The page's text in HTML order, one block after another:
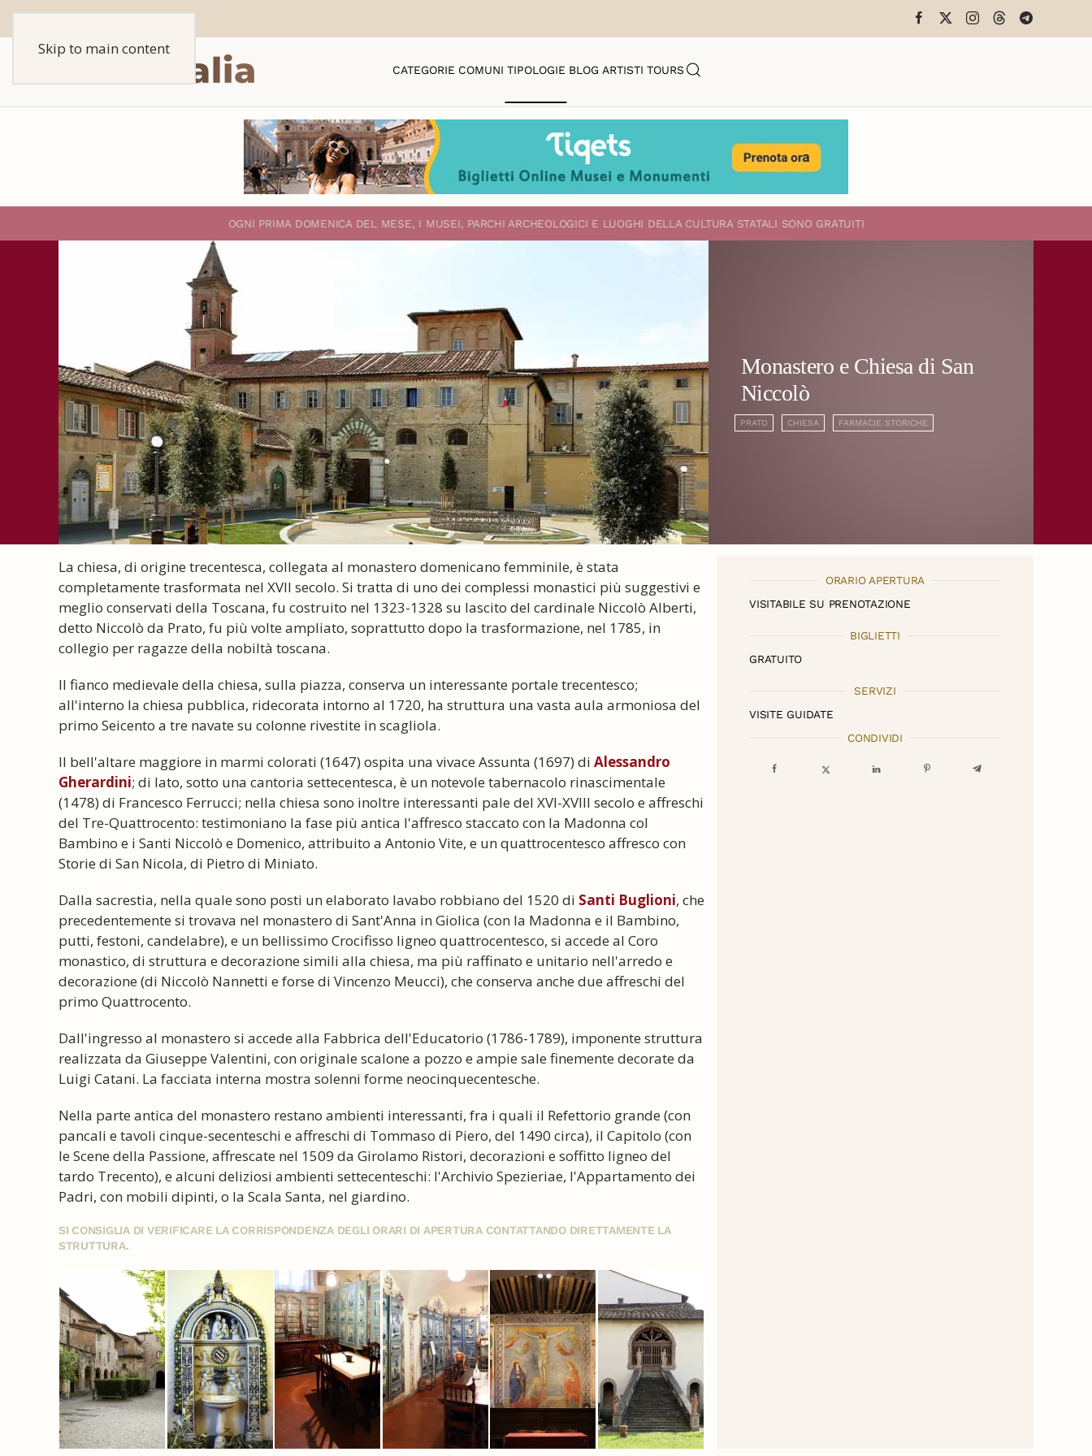
Skip to main content
CATEGORIE COMUNI TIPOLOGIE BLOG ARTISTI TOURS
OGNI PRIMA DOMENICA DEL MESE, I MUSEI, PARCHI ARCHEOLOGICI E LUOGHI DELLA CULTURA STATALI SONO GRATUITI
Monastero e Chiesa di San
Niccolò
PRATO CHIESA FARMACIE STORICHE
La chiesa, di origine trecentesca, collegata al monastero domenicano femminile, è stata
completamente trasformata nel XVII secolo. Si tratta di uno dei complessi monastici più suggestivi e
meglio conservati della Toscana, fu costruito nel 1323-1328 su lascito del cardinale Niccolò Alberti,
detto Niccolò da Prato, fu più volte ampliato, soprattutto dopo la trasformazione, nel 1785, in
collegio per ragazze della nobiltà toscana.
Il fianco medievale della chiesa, sulla piazza, conserva un interessante portale trecentesco;
all'interno la chiesa pubblica, ridecorata intorno al 1720, ha struttura una vasta aula armoniosa del
primo Seicento a tre navate su colonne rivestite in scagliola.
Il bell'altare maggiore in marmi colorati (1647) ospita una vivace Assunta (1697) di Alessandro
Gherardini; di lato, sotto una cantoria settecentesca, è un notevole tabernacolo rinascimentale
(1478) di Francesco Ferrucci; nella chiesa sono inoltre interessanti pale del XVI-XVIII secolo e affreschi
del Tre-Quattrocento: testimoniano la fase più antica l'affresco staccato con la Madonna col
Bambino e i Santi Niccolò e Domenico, attribuito a Antonio Vite, e un quattrocentesco affresco con
Storie di San Nicola, di Pietro di Miniato.
Dalla sacrestia, nella quale sono posti un elaborato lavabo robbiano del 1520 di Santi Buglioni, che
precedentemente si trovava nel monastero di Sant'Anna in Giolica (con la Madonna e il Bambino,
putti, festoni, candelabre), e un bellissimo Crocifisso ligneo quattrocentesco, si accede al Coro
monastico, di struttura e decorazione simili alla chiesa, ma più raffinato e unitario nell'arredo e
decorazione (di Niccolò Nannetti e forse di Vincenzo Meucci), che conserva anche due affreschi del
primo Quattrocento.
Dall'ingresso al monastero si accede alla Fabbrica dell'Educatorio (1786-1789), imponente struttura
realizzata da Giuseppe Valentini, con originale scalone a pozzo e ampie sale finemente decorate da
Luigi Catani. La facciata interna mostra solenni forme neocinquecentesche.
Nella parte antica del monastero restano ambienti interessanti, fra i quali il Refettorio grande (con
pancali e tavoli cinque-secenteschi e affreschi di Tommaso di Piero, del 1490 circa), il Capitolo (con
le Scene della Passione, affrescate nel 1509 da Girolamo Ristori, decorazioni e soffitto ligneo del
tardo Trecento), e alcuni deliziosi ambienti settecenteschi: l'Archivio Spezieriae, l'Appartamento dei
Padri, con mobili dipinti, o la Scala Santa, nel giardino.
SI CONSIGLIA DI VERIFICARE LA CORRISPONDENZA DEGLI ORARI DI APERTURA CONTATTANDO DIRETTAMENTE LA
STRUTTURA.
ORARIO APERTURA
VISITABILE SU PRENOTAZIONE
BIGLIETTI
GRATUITO
SERVIZI
VISITE GUIDATE
CONDIVIDI